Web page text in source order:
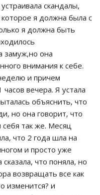
скандалы,
я должна была с
я должна быть
замуж,но она
внимания к себе.
и причем
вечера. Я устала
объяснить, что
но она говорит, что
так же. Месяц
что 2 года шла на
и просто уже
что поняла, но
возвращать все как
изменится? и